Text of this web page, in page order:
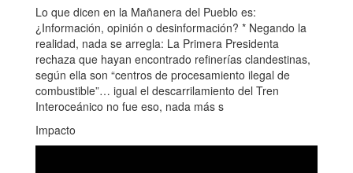
Lo que dicen en la Mañanera del Pueblo es:
¿Información, opinión o desinformación? * Negando la
realidad, nada se arregla: La Primera Presidenta
rechaza que hayan encontrado refinerías clandestinas,
según ella son “centros de procesamiento ilegal de
combustible”… igual el descarrilamiento del Tren
Interoceánico no fue eso, nada más s
Impacto